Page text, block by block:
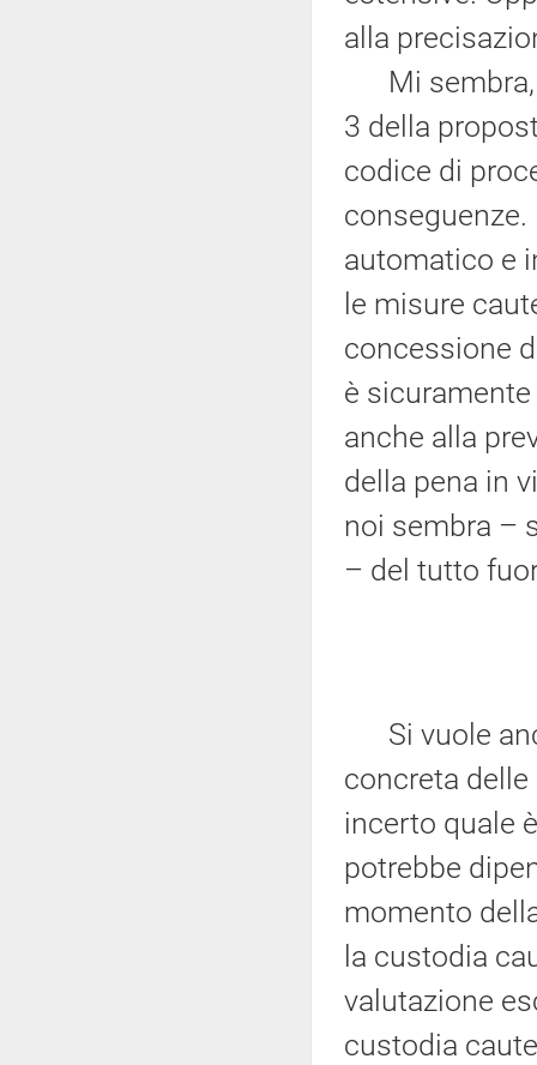
alla
Mi sembra,
3 della
codice di
automatico e
le misure
concessione
è
anche alla
della pena in
noi sembra –
– del tutto
Si vuole
concreta
incerto quale
potrebbe
momento
la custodia
valutazione
custodia